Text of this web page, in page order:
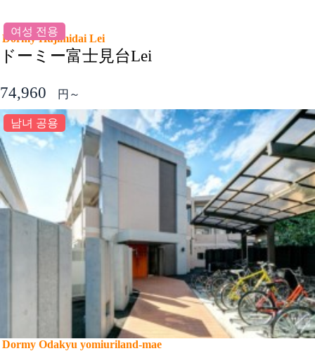
여성 전용
Dormy Hujimidai Lei
ドーミー富士見台Lei
74,960 円～
남녀 공용
Dormy Odakyu yomiuriland-mae